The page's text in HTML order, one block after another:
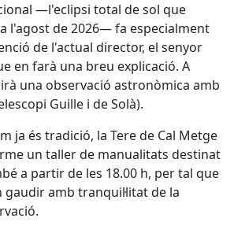
—l'eclipsi total de sol que
l'agost de 2026— fa especialment
de l'actual director, el senyor
en farà una breu explicació. A
una observació astronòmica amb
Guille i de Solà).
ja és tradició, la Tere de Cal Metge
un taller de manualitats destinat
a partir de les 18.00 h, per tal que
amb tranquil·litat de la